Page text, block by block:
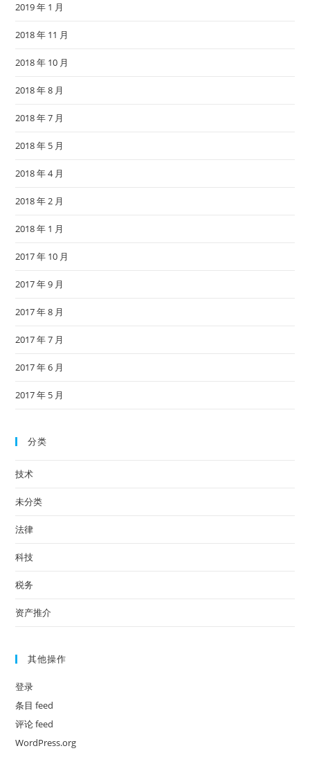
2019 年 1 月
2018 年 11 月
2018 年 10 月
2018 年 8 月
2018 年 7 月
2018 年 5 月
2018 年 4 月
2018 年 2 月
2018 年 1 月
2017 年 10 月
2017 年 9 月
2017 年 8 月
2017 年 7 月
2017 年 6 月
2017 年 5 月
分类
技术
未分类
法律
科技
税务
资产推介
其他操作
登录
条目 feed
评论 feed
WordPress.org